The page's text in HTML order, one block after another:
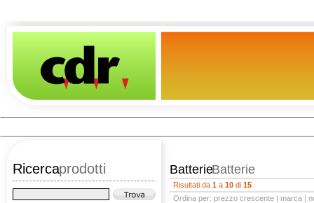
Ricercaprodotti BatterieBatterie
Risultati da 1 a 10 di 15
Ordina per: prezzo crescente | marca |